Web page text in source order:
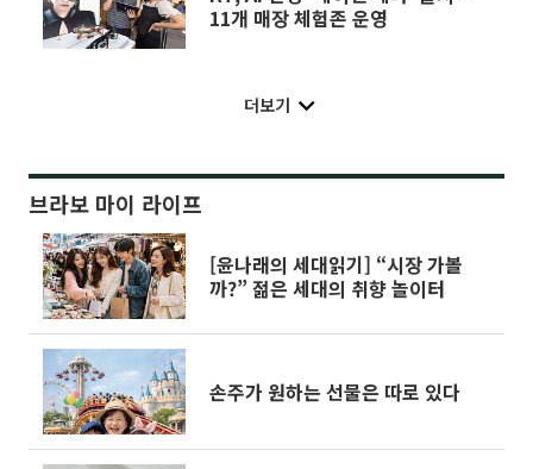
11개 매장 체험존 운영
더보기
브라보 마이 라이프
[윤나래의 세대읽기] “시장 가볼
까?” 젊은 세대의 취향 놀이터
손주가 원하는 선물은 따로 있다